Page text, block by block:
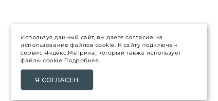
Используя данный сайт, вы даете согласие на
использование файлов cookie. К сайту подключен
сервис Яндекс.Метрика, который также использует
файлы cookie Подробнее.
Я СОГЛАСЕН